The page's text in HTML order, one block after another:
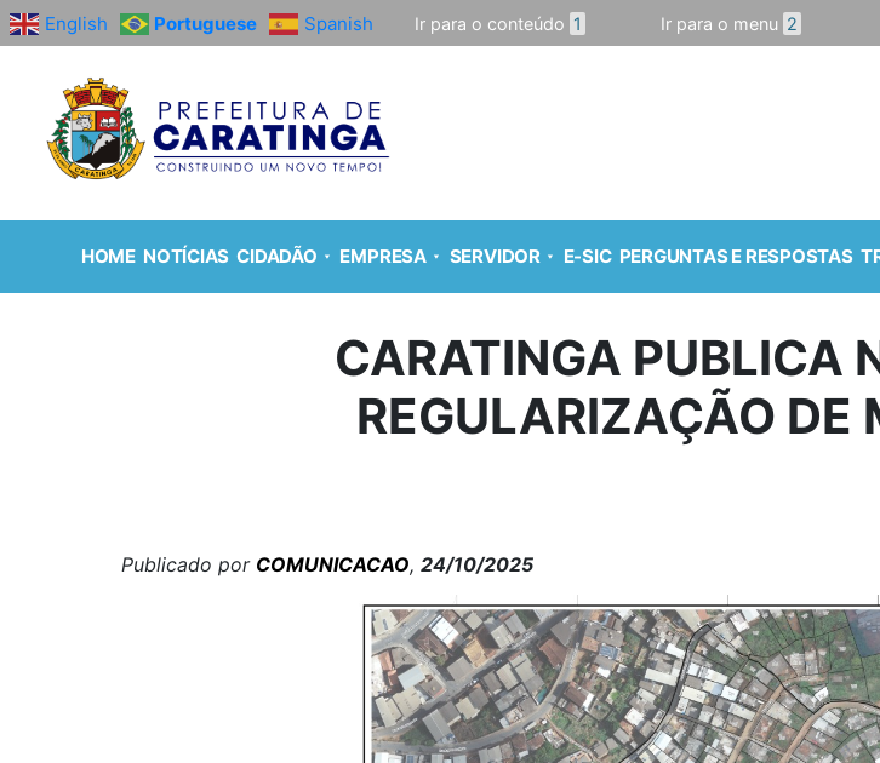
English Portuguese Spanish Ir para o conteúdo 1 Ir para o menu 2
HOME NOTÍCIAS CIDADÃO EMPRESA SERVIDOR E-SIC PERGUNTAS E RESPOSTAS
CARATINGA PUBLICA
REGULARIZAÇÃO DE
Publicado por COMUNICACAO, 24/10/2025